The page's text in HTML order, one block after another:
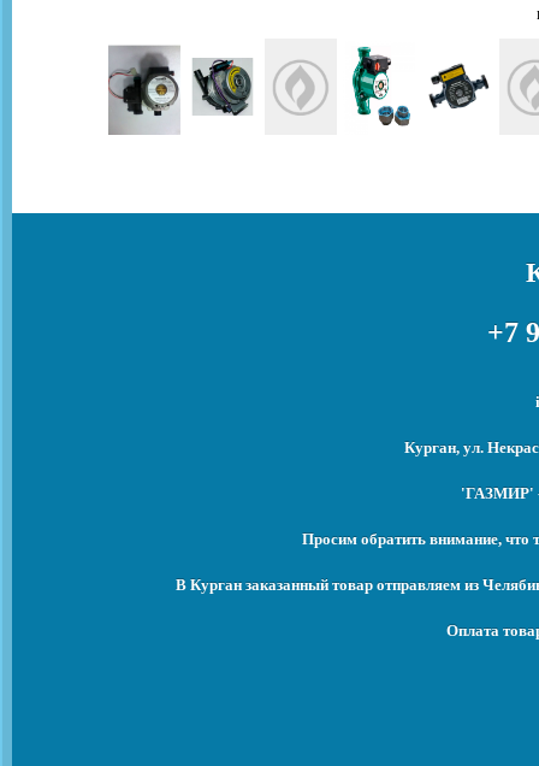
+7
Курган, ул.
'ГАЗМИР' -
Просим обратить внимание, что
В Курган заказанный товар отправляем из
Оплата